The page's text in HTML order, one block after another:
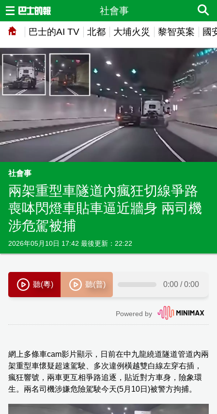
巴士的AI TV 北都 大埔火災 黎智英案 國
社會事
社會事
兩架重型車隧道內瘋狂切線爭路
喪呠閃燈車貼車逼近牆身 兩司機
涉危駕被捕
2026年05月10日 17:42 最後更新：22:22
網上多條車cam影片顯示，日前在中九龍繞道隧道管道內兩
架重型車懷疑超速駕駛、多次違例橫越雙白線左穿右插，
瘋狂響號，兩車更互相爭路追逐，貼近對方車身，險象環
生。兩名司機涉嫌危險駕駛今天(5月10日)被警方拘捕。